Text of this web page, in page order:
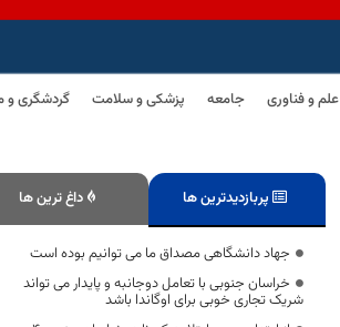
علم و فناوری جامعه پزشکی و سلامت گردشگری و
پربازدیدترین ها داغ ترین ها
جهاد دانشگاهی مصداق ما می توانیم بوده است
خراسان جنوبی با تعامل دوجانبه و پایدار می تواند
شریک تجاری خوبی برای اوگاندا باشد